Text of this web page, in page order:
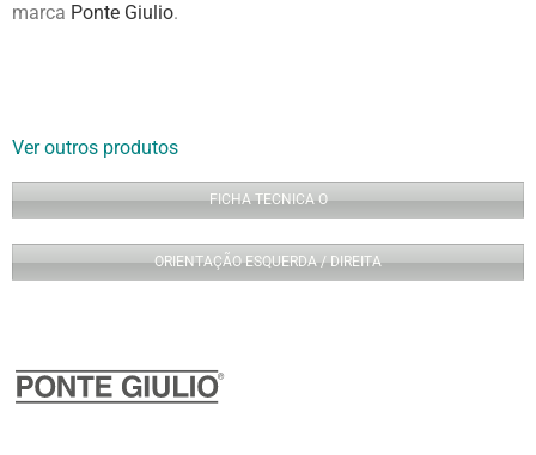
marca Ponte Giulio.
Ver outros produtos
FICHA TECNICA O
ORIENTAÇÃO ESQUERDA / DIREITA